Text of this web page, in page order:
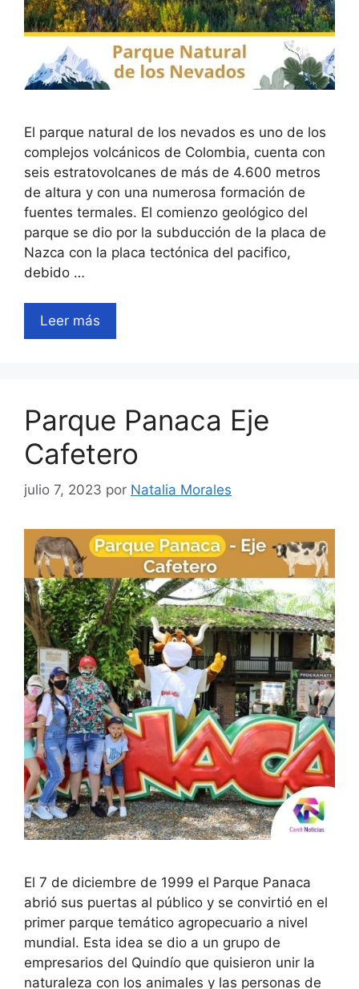
El parque natural de los nevados es uno de los
complejos volcánicos de Colombia, cuenta con
seis estratovolcanes de más de 4.600 metros
de altura y con una numerosa formación de
fuentes termales. El comienzo geológico del
parque se dio por la subducción de la placa de
Nazca con la placa tectónica del pacifico,
debido …
Leer más
Parque Panaca Eje
Cafetero
julio 7, 2023 por Natalia Morales
El 7 de diciembre de 1999 el Parque Panaca
abrió sus puertas al público y se convirtió en el
primer parque temático agropecuario a nivel
mundial. Esta idea se dio a un grupo de
empresarios del Quindío que quisieron unir la
naturaleza con los animales y las personas de